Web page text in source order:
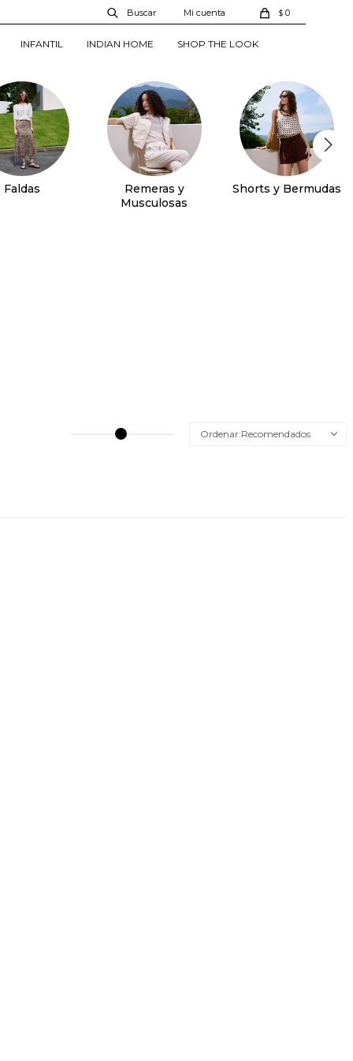
INFANTIL INDIAN HOME SHOP THE LOOK
$ 0
Faldas
Remeras y
Musculosas
Shorts y Bermudas
Recomendados